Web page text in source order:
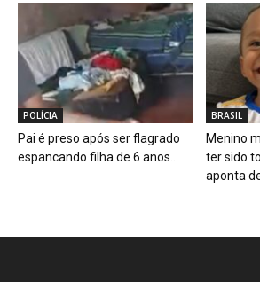
POLÍCIA
Pai é preso após ser flagrado
espancando filha de 6 anos...
BRASIL
Menino
ter sido
aponta